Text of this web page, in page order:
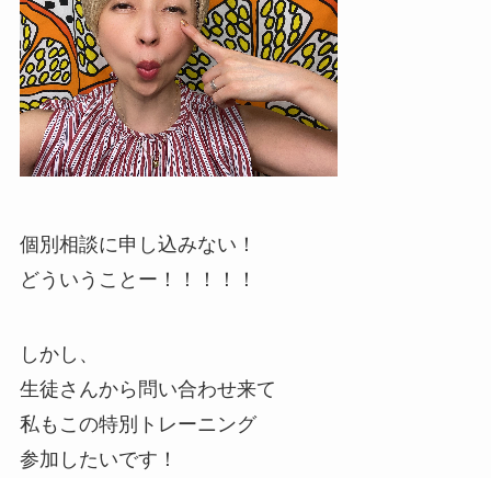
個別相談に申し込みない！
どういうことー！！！！！
しかし、
生徒さんから問い合わせ来て
私もこの特別トレーニング
参加したいです！